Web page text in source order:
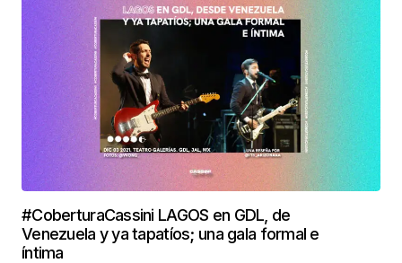
#CoberturaCassini LAGOS en GDL, de
Venezuela y ya tapatíos; una gala formal e
íntima